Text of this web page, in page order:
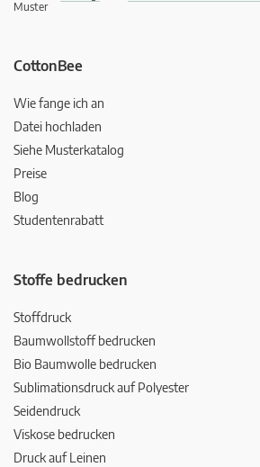
Muster
CottonBee
Wie fange ich an
Datei hochladen
Siehe Musterkatalog
Preise
Blog
Studentenrabatt
Stoffe bedrucken
Stoffdruck
Baumwollstoff bedrucken
Bio Baumwolle bedrucken
Sublimationsdruck auf Polyester
Seidendruck
Viskose bedrucken
Druck auf Leinen